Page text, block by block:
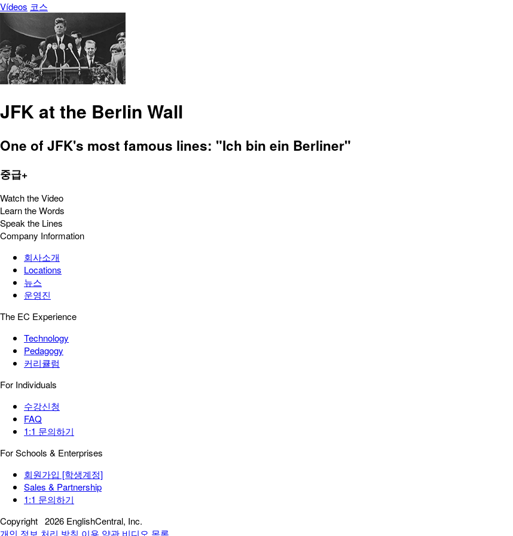
Vídeos 코스
JFK at the Berlin Wall
One of JFK's most famous lines: "Ich bin ein Berliner"
중급+
Watch the Video
Learn the Words
Speak the Lines
Company Information
회사소개
Locations
뉴스
운영진
The EC Experience
Technology
Pedagogy
커리큘럼
For Individuals
수강신청
FAQ
1:1 문의하기
For Schools & Enterprises
회원가입 [학생계정]
Sales & Partnership
1:1 문의하기
Copyright 2026 EnglishCentral, Inc.